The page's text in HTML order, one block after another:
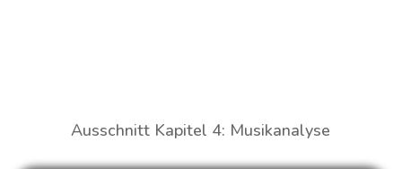
Ausschnitt Kapitel 4: Musikanalyse